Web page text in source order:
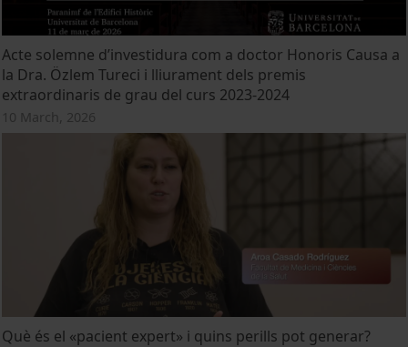
Acte solemne d’investidura com a doctor Honoris Causa a
la Dra. Özlem Tureci i lliurament dels premis
extraordinaris de grau del curs 2023-2024
10 March, 2026
Què és el «pacient expert» i quins perills pot generar?